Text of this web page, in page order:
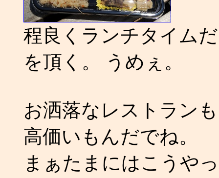
程良くランチタイム
を頂く。 うめぇ。
お洒落なレストラン
高価いもんだでね。
まぁたまにはこうや